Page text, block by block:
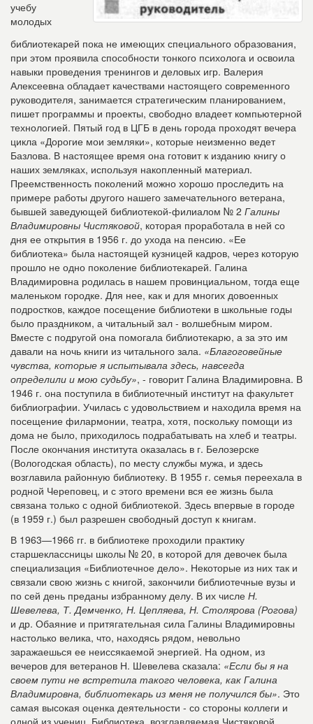
учебу
молодых
библиотекарей пока не имеющих специального образования,
при этом проявила способности тонкого психолога и освоила
навыки проведения тренингов и деловых игр. Валерия
Алексеевна обладает качествами настоящего современного
руководителя, занимается стратегическим планированием,
пишет программы и проекты, свободно владеет компьютерной
технологией. Пятый год в ЦГБ в день города проходят вечера
цикла «Дорогие мои земляки», которые неизменно ведет
Базлова. В настоящее время она готовит к изданию книгу о
наших земляках, используя накопленный материал.
Преемственность поколений можно хорошо проследить на
примере работы другого нашего замечательного ветерана,
бывшей заведующей библиотекой-филиалом № 2 Галины
Владимировны Чистяковой, которая проработала в ней со
дня ее открытия в 1956 г. до ухода на пенсию. «Ее
библиотека» была настоящей кузницей кадров, через которую
прошло не одно поколение библиотекарей. Галина
Владимировна родилась в нашем провинциальном, тогда еще
маленьком городке. Для нее, как и для многих довоенных
подростков, каждое посещение библиотеки в школьные годы
было праздником, а читальный зал - волшебным миром.
Вместе с подругой она помогала библиотекарю, а за это им
давали на ночь книги из читального зала. «Благоговейные
чувства, которые я испытывала здесь, навсегда
определили и мою судьбу», - говорит Галина Владимировна. В
1946 г. она поступила в библиотечный институт на факультет
библиографии. Училась с удовольствием и находила время на
посещение филармонии, театра, хотя, поскольку помощи из
дома не было, приходилось подрабатывать на хлеб и театры.
После окончания института оказалась в г. Белозерске
(Вологодская область), по месту службы мужа, и здесь
возглавила районную библиотеку. В 1955 г. семья переехала в
родной Череповец, и с этого времени вся ее жизнь была
связана только с одной библиотекой. Здесь впервые в городе
(в 1959 г.) был разрешен свободный доступ к книгам.
В 1963—1966 гг. в библиотеке проходили практику
старшеклассницы школы № 20, в которой для девочек была
специализация «Библиотечное дело». Некоторые из них так и
связали свою жизнь с книгой, закончили библиотечные вузы и
по сей день преданы избранному делу. В их числе Н.
Шевелева, Т. Демченко, Н. Цепляева, Н. Столярова (Рогова)
и др. Обаяние и притягательная сила Галины Владимировны
настолько велика, что, находясь рядом, невольно
заражаешься ее неиссякаемой энергией. На одном, из
вечеров для ветеранов Н. Шевелева сказала: «Если бы я на
своем пути не встретила такого человека, как Галина
Владимировна, библиотекарь из меня не получился бы». Это
самая высокая оценка деятельности - со стороны коллеги и